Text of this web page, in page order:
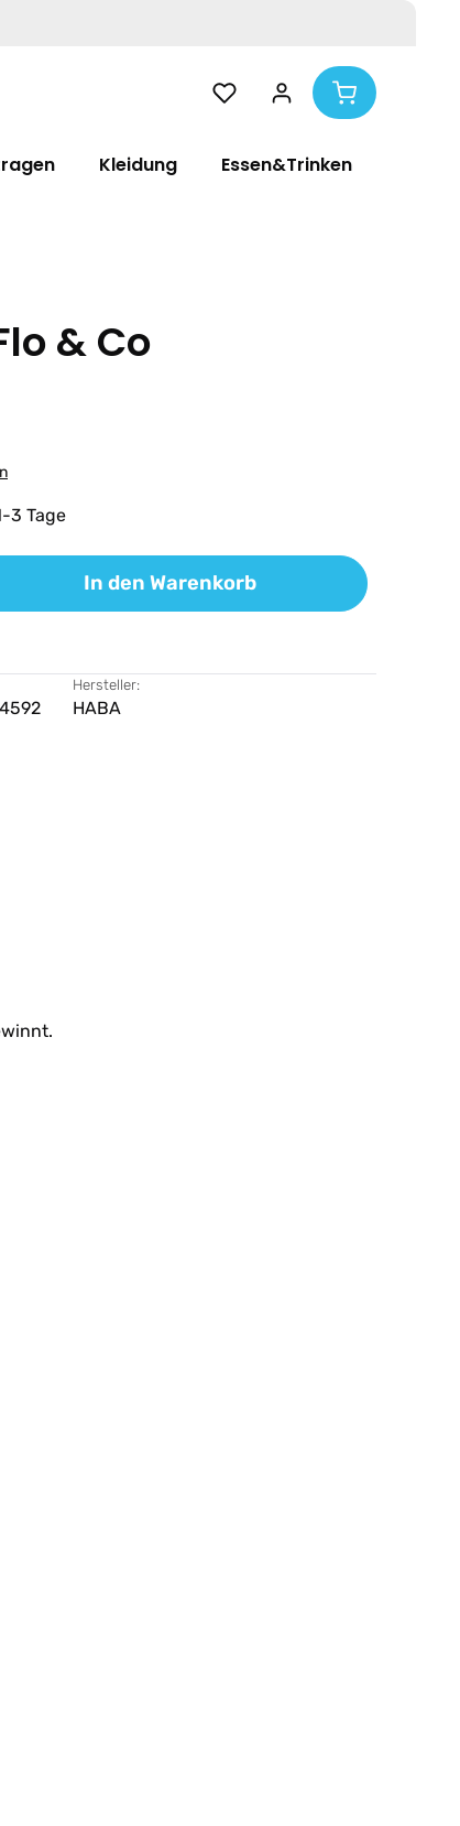
Kleidung Essen&Trinken
& Co
3 Tage
gewünschten Wert ein oder
In den Warenkorb
Hersteller:
HABA